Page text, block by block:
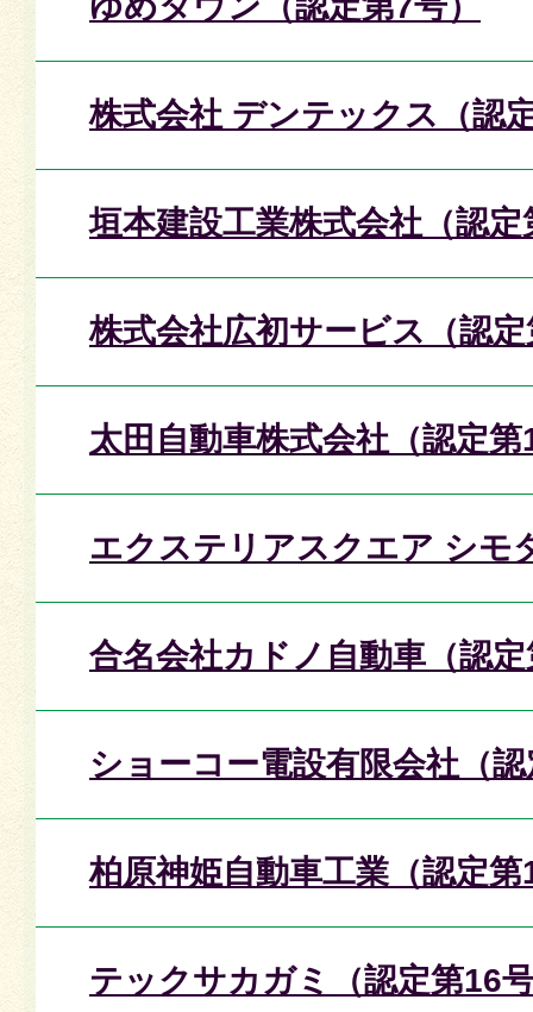
株式会社 デンテックス（認
垣本建設工業株式会社（認定
株式会社広初サービス（認
太田自動車株式会社（認定第
エクステリアスクエア シモ
合名会社カドノ自動車（認
ショーコー電設有限会社（
柏原神姫自動車工業（認定第
テックサカガミ（認定第16